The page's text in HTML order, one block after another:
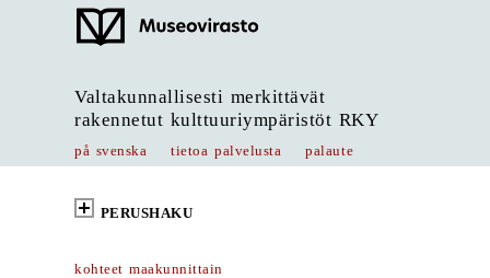
Valtakunnallisesti merkittävät
rakennetut kulttuuriympäristöt RKY
på svenska tietoa palvelusta palaute
PERUSHAKU
kohteet maakunnittain